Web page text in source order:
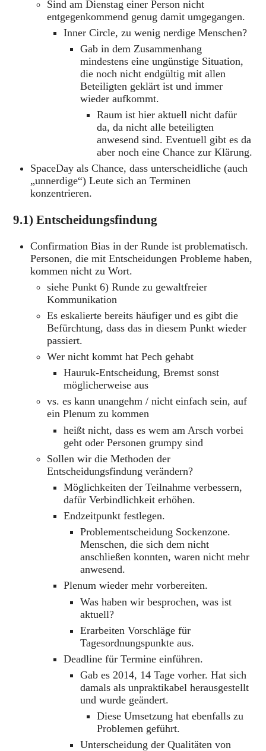
Sind am Dienstag einer Person nicht
entgegenkommend genug damit umgegangen.
Inner Circle, zu wenig nerdige Menschen?
Gab in dem Zusammenhang
mindestens eine ungünstige Situation,
die noch nicht endgültig mit allen
Beteiligten geklärt ist und immer
wieder aufkommt.
Raum ist hier aktuell nicht dafür
da, da nicht alle beteiligten
anwesend sind. Eventuell gibt es da
aber noch eine Chance zur Klärung.
SpaceDay als Chance, dass unterscheidliche (auch
„unnerdige“) Leute sich an Terminen
konzentrieren.
9.1) Entscheidungsfindung
Confirmation Bias in der Runde ist problematisch.
Personen, die mit Entscheidungen Probleme haben,
kommen nicht zu Wort.
siehe Punkt 6) Runde zu gewaltfreier
Kommunikation
Es eskalierte bereits häufiger und es gibt die
Befürchtung, dass das in diesem Punkt wieder
passiert.
Wer nicht kommt hat Pech gehabt
Hauruk-Entscheidung, Bremst sonst
möglicherweise aus
vs. es kann unangehm / nicht einfach sein, auf
ein Plenum zu kommen
heißt nicht, dass es wem am Arsch vorbei
geht oder Personen grumpy sind
Sollen wir die Methoden der
Entscheidungsfindung verändern?
Möglichkeiten der Teilnahme verbessern,
dafür Verbindlichkeit erhöhen.
Endzeitpunkt festlegen.
Problementscheidung Sockenzone.
Menschen, die sich dem nicht
anschließen konnten, waren nicht mehr
anwesend.
Plenum wieder mehr vorbereiten.
Was haben wir besprochen, was ist
aktuell?
Erarbeiten Vorschläge für
Tagesordnungspunkte aus.
Deadline für Termine einführen.
Gab es 2014, 14 Tage vorher. Hat sich
damals als unpraktikabel herausgestellt
und wurde geändert.
Diese Umsetzung hat ebenfalls zu
Problemen geführt.
Unterscheidung der Qualitäten von